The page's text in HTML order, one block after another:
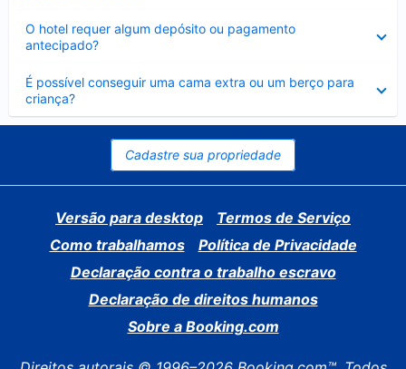
O hotel requer algum depósito ou pagamento
antecipado?
É possível conseguir uma cama extra ou um berço para
criança?
Contraído
Cadastre sua propriedade
Versão para desktop
Termos de Serviço
Como trabalhamos
Política de Privacidade
Declaração contra o trabalho escravo
Declaração de direitos humanos
Sobre a Booking.com